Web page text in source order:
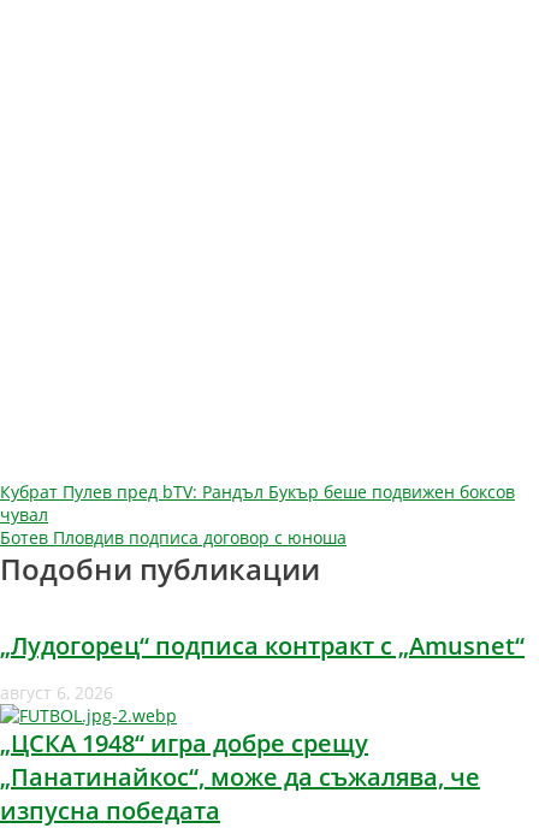
Навигация
Кубрат Пулев пред bTV: Рандъл Букър беше подвижен боксов
чувал
Ботев Пловдив подписа договор с юноша
Подобни публикации
„Лудогорец“ подписа контракт с „Amusnet“
август 6, 2026
„ЦСКА 1948“ игра добре срещу
„Панатинайкос“, може да съжалява, че
изпусна победата